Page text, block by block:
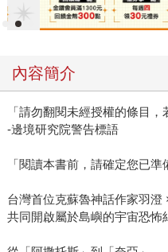
內容簡介
「請勿翻閱未經授權的條目
-邊境研究院警告標語
「閱讀本書前，請確定您已準
台灣首位克蘇魯神話作家羽澄
共同開啟屬於島嶼的宇宙恐怖